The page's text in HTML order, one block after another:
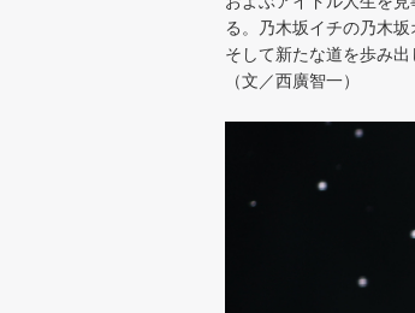
る。乃木坂イチの乃木
そして新たな道を歩み出
（文／西廣智一）